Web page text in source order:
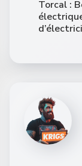
Torcal :